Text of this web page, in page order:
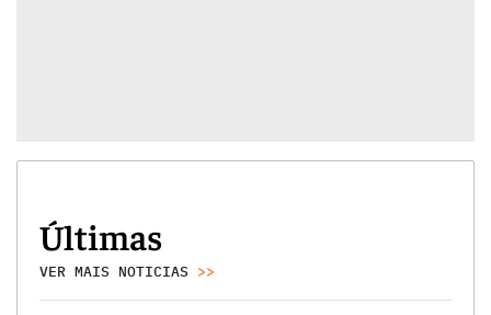
Últimas
VER MAIS NOTICIAS >>